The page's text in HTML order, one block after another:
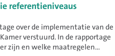
referentieniveaus
over de implementatie van de
verstuurd. In de rapportage
zijn en welke maatregelen...